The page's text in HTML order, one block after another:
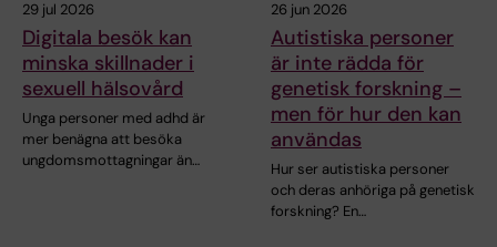
29 jul 2026
Digitala besök kan
minska skillnader i
sexuell hälsovård
Unga personer med adhd är
mer benägna att besöka
ungdomsmottagningar än…
26 jun 2026
Autistiska personer
är inte rädda för
genetisk forskning –
men för hur den kan
användas
Hur ser autistiska personer
och deras anhöriga på genetisk
forskning? En…